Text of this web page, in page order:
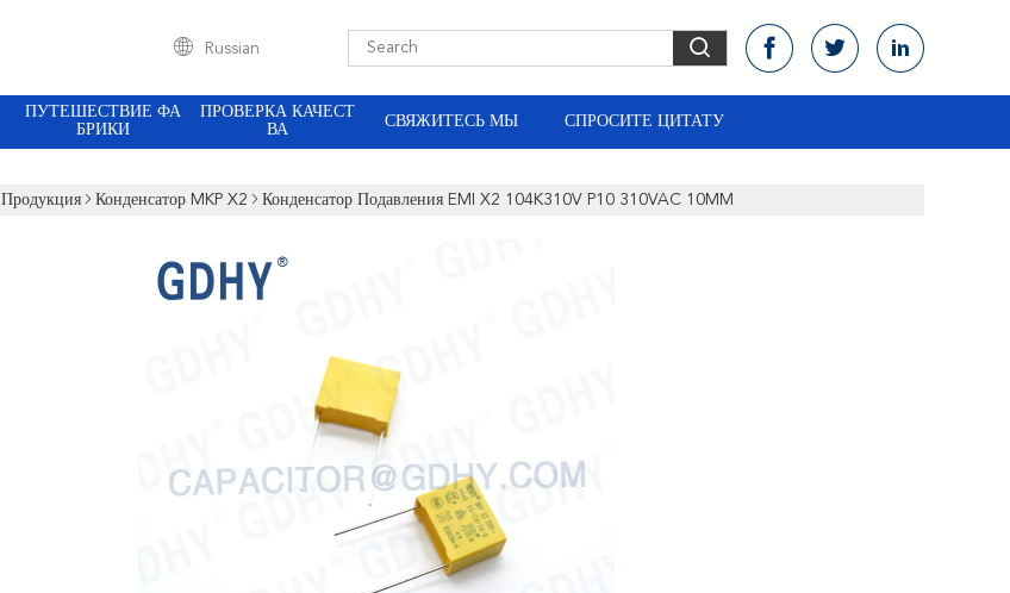
Russian
ПУТЕШЕСТВИЕ ФА
БРИКИ
ПРОВЕРКА КАЧЕСТ
ВА
СВЯЖИТЕСЬ МЫ СПРОСИТЕ ЦИТАТУ
Продукция Конденсатор MKP X2 Конденсатор Подавления EMI X2 104K310V P10 310VAC 10MM